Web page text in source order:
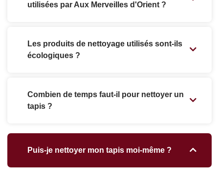
utilisées par Aux Merveilles d'Orient ?
Les produits de nettoyage utilisés sont-ils
écologiques ?
Combien de temps faut-il pour nettoyer un
tapis ?
Puis-je nettoyer mon tapis moi-même ?